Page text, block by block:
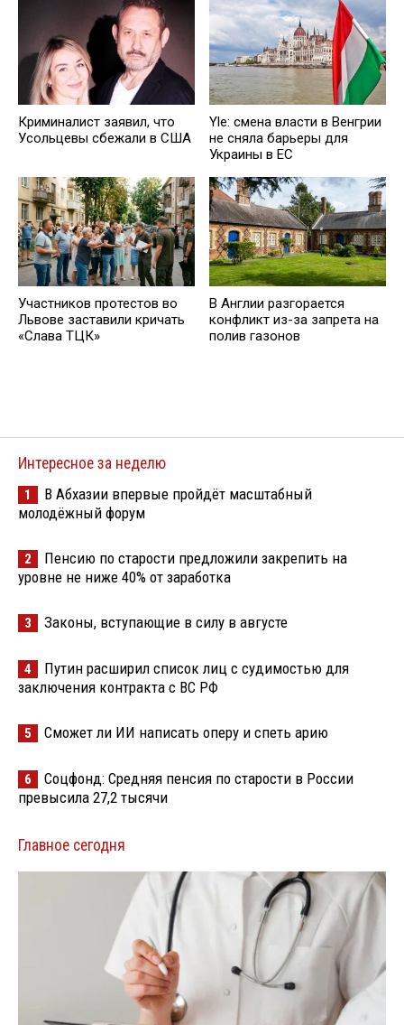
Криминалист заявил, что
Усольцевы сбежали в США
Yle: смена власти в Венгрии
не сняла барьеры для
Украины в ЕС
Участников протестов во
Львове заставили кричать
«Слава ТЦК»
В Англии разгорается
конфликт из-за запрета на
полив газонов
Интересное за неделю
1
В Абхазии впервые пройдёт масштабный
молодёжный форум
2
Пенсию по старости предложили закрепить на
уровне не ниже 40% от заработка
3 Законы, вступающие в силу в августе
4
Путин расширил список лиц с судимостью для
заключения контракта с ВС РФ
5 Сможет ли ИИ написать оперу и спеть арию
6
Соцфонд: Средняя пенсия по старости в России
превысила 27,2 тысячи
Главное сегодня